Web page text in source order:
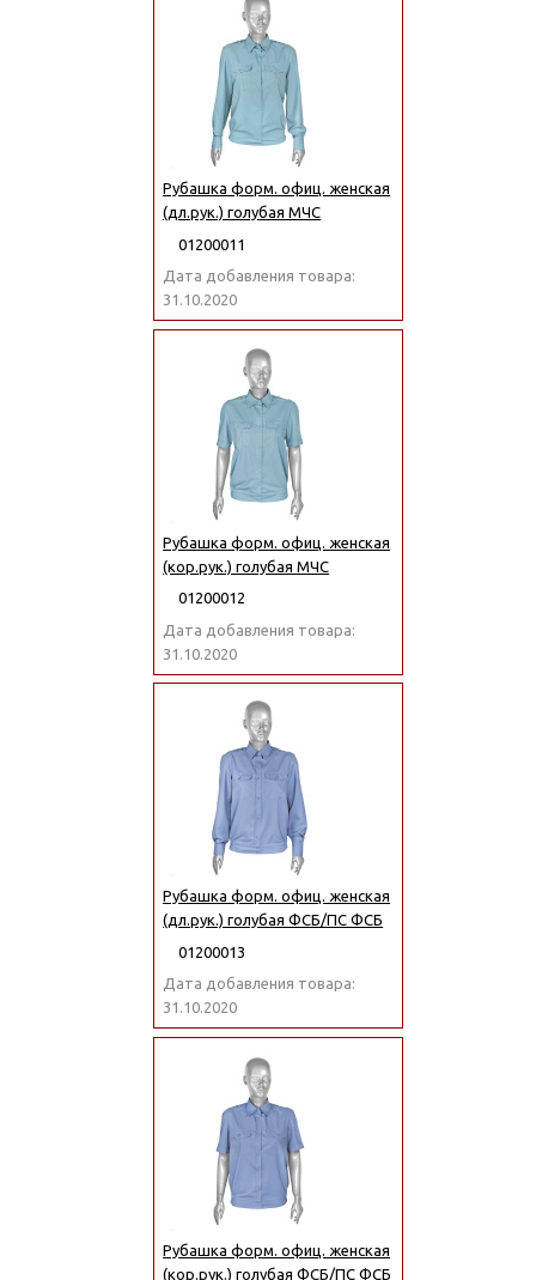
Рубашка форм. офиц. женская
(дл.рук.) голубая МЧС
01200011
Дата добавления товара:
31.10.2020
Рубашка форм. офиц. женская
(кор.рук.) голубая МЧС
01200012
Дата добавления товара:
31.10.2020
Рубашка форм. офиц. женская
(дл.рук.) голубая ФСБ/ПС ФСБ
01200013
Дата добавления товара:
31.10.2020
Рубашка форм. офиц. женская
(кор.рук.) голубая ФСБ/ПС ФСБ